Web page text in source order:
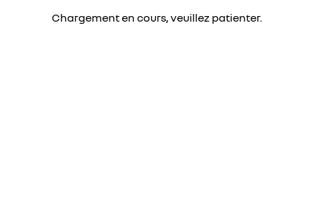
Chargement en cours, veuillez patienter.